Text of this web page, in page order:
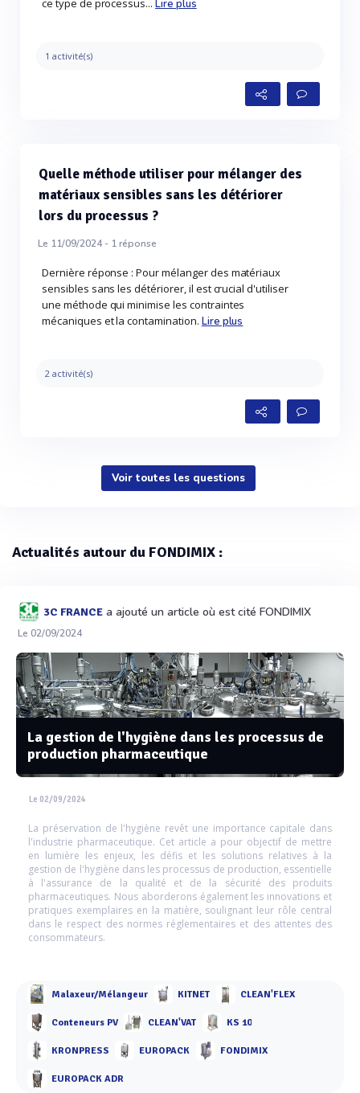
ce type de processus... Lire plus
1 activité(s)
Quelle méthode utiliser pour mélanger des
matériaux sensibles sans les détériorer
lors du processus ?
Le 11/09/2024 - 1réponse
Dernière réponse : Pour mélanger des matériaux
sensibles sans les détériorer, il est crucial d'utiliser
une méthode qui minimise les contraintes
mécaniques et la contamination. Lire plus
2 activité(s)
Voir toutes les questions
Actualités autour du FONDIMIX :
3C FRANCE a ajouté un article où est cité FONDIMIX
Le 02/09/2024
La gestion de l'hygiène dans les processus de
production pharmaceutique
Le 02/09/2024
La préservation de l'hygiène revêt une importance capitale dans
l'industrie pharmaceutique. Cet article a pour objectif de mettre
en lumière les enjeux, les défis et les solutions relatives à la
gestion de l'hygiène dans les processus de production, essentielle
à l'assurance de la qualité et de la sécurité des produits
pharmaceutiques. Nous aborderons également les innovations et
pratiques exemplaires en la matière, soulignant leur rôle central
dans le respect des normes réglementaires et des attentes des
consommateurs.
Malaxeur/Mélangeur KITNET CLEAN'FLEX
Conteneurs PV CLEAN'VAT KS 10
KRONPRESS EUROPACK FONDIMIX
EUROPACK ADR